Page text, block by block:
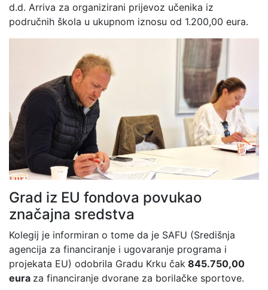
d.d. Arriva za organizirani prijevoz učenika iz
područnih škola u ukupnom iznosu od 1.200,00 eura.
Grad iz EU fondova povukao
značajna sredstva
Kolegij je informiran o tome da je SAFU (Središnja
agencija za financiranje i ugovaranje programa i
projekata EU) odobrila Gradu Krku čak 845.750,00
eura za financiranje dvorane za borilačke sportove.